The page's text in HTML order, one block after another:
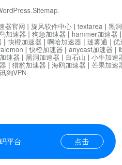
.Sitemap.
平台 点击
器官网 | 旋风软件中心 | textarea | 黑
加速器 | 狗急加速器 | hammer加速器
|快橙加速器 | 啊哈加速器 | 迷雾通 | 优
|快橙加速器 | anycast加速器 |
速器 | 黑洞加速器 | 白石山 | 小牛加速
| 猎豹加速器 | 海鸥加速器 | 芒果加速
讯狗VPN